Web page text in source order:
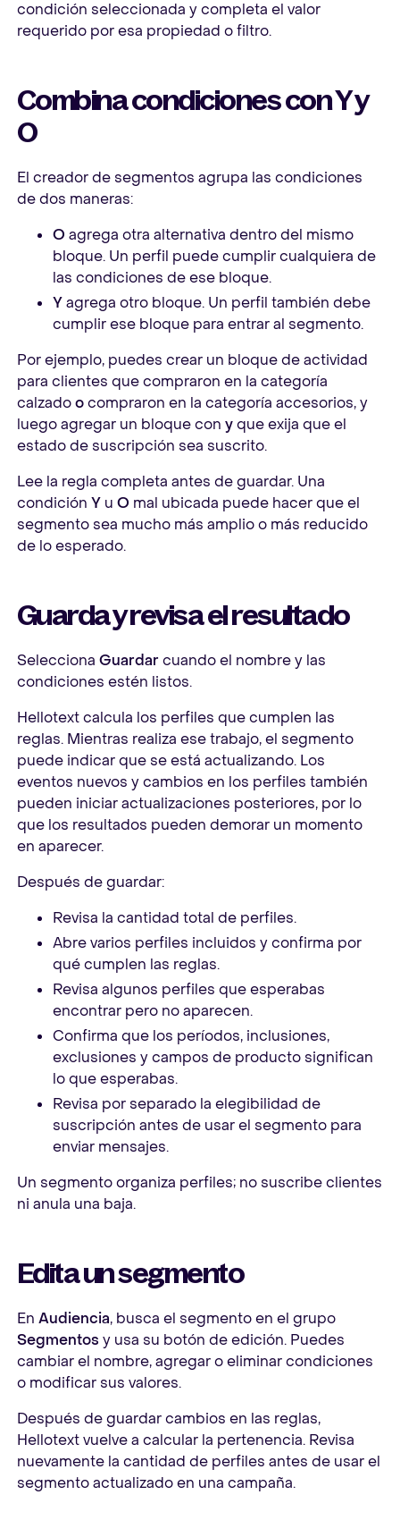
condición seleccionada y completa el valor
requerido por esa propiedad o filtro.
Combina condiciones con Y y
O
El creador de segmentos agrupa las condiciones
de dos maneras:
O agrega otra alternativa dentro del mismo
bloque. Un perfil puede cumplir cualquiera de
las condiciones de ese bloque.
Yagrega otro bloque. Un perfil también debe
cumplir ese bloque para entrar al segmento.
Por ejemplo, puedes crear un bloque de actividad
para clientes que compraron en la categoría
calzadoocompraron en la categoría accesorios, y
luego agregar un bloque con yque exija que el
estado de suscripción sea suscrito.
Lee la regla completa antes de guardar. Una
condición Yu O mal ubicada puede hacer que el
segmento sea mucho más amplio o más reducido
de lo esperado.
Guarda y revisa el resultado
Selecciona Guardar cuando el nombre y las
condiciones estén listos.
Hellotext calcula los perfiles que cumplen las
reglas. Mientras realiza ese trabajo, el segmento
puede indicar que se está actualizando. Los
eventos nuevos y cambios en los perfiles también
pueden iniciar actualizaciones posteriores, por lo
que los resultados pueden demorar un momento
en aparecer.
Después de guardar:
Revisa la cantidad total de perfiles.
Abre varios perfiles incluidos y confirma por
qué cumplen las reglas.
Revisa algunos perfiles que esperabas
encontrar pero no aparecen.
Confirma que los períodos, inclusiones,
exclusiones y campos de producto significan
lo que esperabas.
Revisa por separado la elegibilidad de
suscripción antes de usar el segmento para
enviar mensajes.
Un segmento organiza perfiles; no suscribe clientes
ni anula una baja.
Edita un segmento
En Audiencia, busca el segmento en el grupo
Segmentos y usa su botón de edición. Puedes
cambiar el nombre, agregar o eliminar condiciones
o modificar sus valores.
Después de guardar cambios en las reglas,
Hellotext vuelve a calcular la pertenencia. Revisa
nuevamente la cantidad de perfiles antes de usar el
segmento actualizado en una campaña.